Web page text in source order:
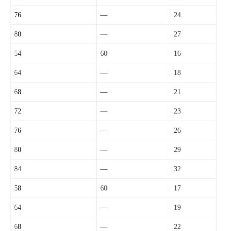
76 — 24
80 — 27
54 60 16
64 — 18
68 — 21
72 — 23
76 — 26
80 — 29
84 — 32
58 60 17
64 — 19
68 — 22